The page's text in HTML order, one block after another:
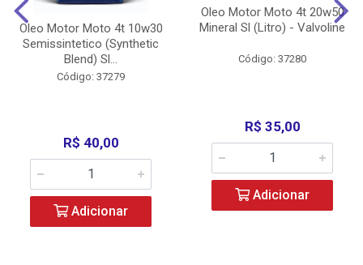
Oleo Motor Moto 4t 10w30
Semissintetico (Synthetic
Blend) Sl...
Código: 37279
R$ 40,00
Adicionar
Oleo Motor Moto 4t 20w50
Mineral Sl (Litro) - Valvoline
Código: 37280
R$ 35,00
Adicionar